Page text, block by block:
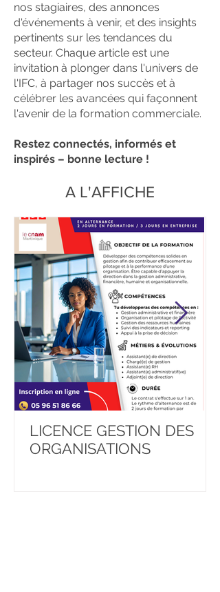
nos stagiaires, des annonces
d'événements à venir, et des insights
pertinents sur les tendances du
secteur. Chaque article est une
invitation à plonger dans l'univers de
l'IFC, à partager nos succès et à
célébrer les avancées qui façonnent
l'avenir de la formation commerciale.
Restez connectés, informés et
inspirés – bonne lecture !
A L'AFFICHE
LICENCE GESTION DES
ORGANISATIONS